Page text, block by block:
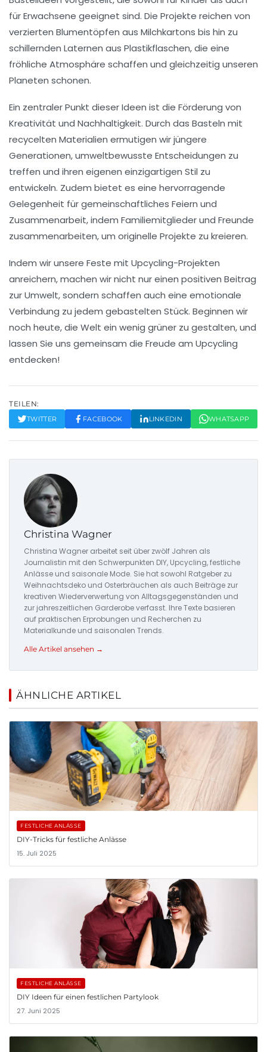
für Erwachsene geeignet sind. Die Projekte reichen von
verzierten Blumentöpfen aus Milchkartons bis hin zu
schillernden Laternen aus Plastikflaschen, die eine
fröhliche Atmosphäre schaffen und gleichzeitig unseren
Planeten schonen.
Ein zentraler Punkt dieser Ideen ist die Förderung von
Kreativität und Nachhaltigkeit. Durch das Basteln mit
recycelten Materialien ermutigen wir jüngere
Generationen,umweltbewusste Entscheidungen zu
treffen und ihren eigenen einzigartigen Stil zu
entwickeln. Zudem bietet es eine hervorragende
Gelegenheit für gemeinschaftliches Feiern und
Zusammenarbeit, indem Familiemitglieder und Freunde
zusammenarbeiten, um originelle Projekte zu kreieren.
Indem wir unsere Feste mit Upcycling-Projekten
anreichern, machen wir nicht nur einen positiven Beitrag
zur Umwelt, sondern schaffen auch eine emotionale
Verbindung zu jedem gebastelten Stück. Beginnen wir
noch heute, die Welt ein wenig grüner zu gestalten, und
lassen Sie uns gemeinsam die Freude am Upcycling
entdecken!
TEILEN:
TWITTER FACEBOOK LINKEDIN WHATSAPP
Christina Wagner
Christina Wagner arbeitet seit über zwölf Jahren als
Journalistin mit den Schwerpunkten DIY, Upcycling, festliche
Anlässe und saisonale Mode. Sie hat sowohl Ratgeber zu
Weihnachtsdeko und Osterbräuchen als auch Beiträge zur
kreativen Wiederverwertung von Alltagsgegenständen und
zur jahreszeitlichen Garderobe verfasst. Ihre Texte basieren
auf praktischen Erprobungen und Recherchen zu
Materialkunde und saisonalen Trends.
Alle Artikel ansehen →
ÄHNLICHE ARTIKEL
FESTLICHE ANLÄSSE
DIY-Tricks für festliche Anlässe
15. Juli 2025
FESTLICHE ANLÄSSE
DIY Ideen für einen festlichen Partylook
27. Juni 2025